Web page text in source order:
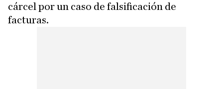
cárcel por un caso de falsificación de
facturas.